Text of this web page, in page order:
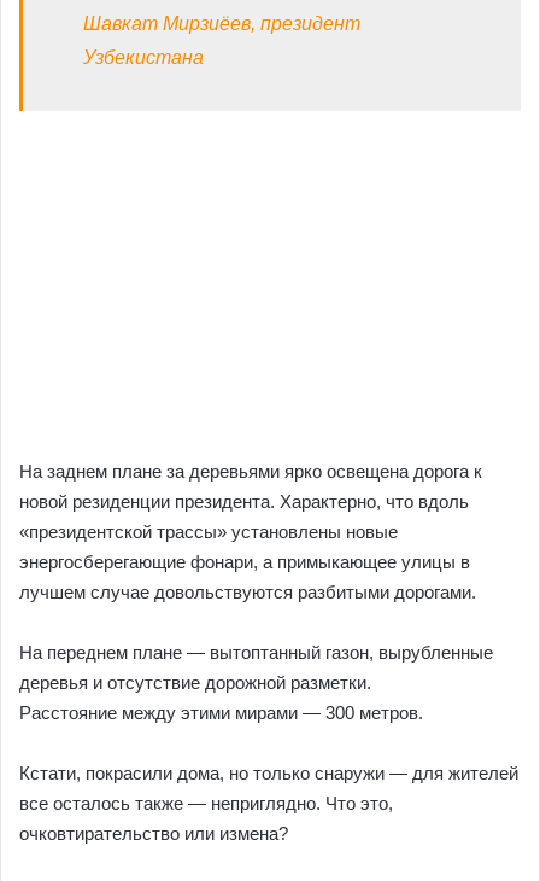
Шавкат Мирзиёев, президент
Узбекистана
На заднем плане за деревьями ярко освещена дорога к
новой резиденции президента. Характерно, что вдоль
«президентской трассы» установлены новые
энергосберегающие фонари, а примыкающее улицы в
лучшем случае довольствуются разбитыми дорогами.
На переднем плане — вытоптанный газон, вырубленные
деревья и отсутствие дорожной разметки.
Расстояние между этими мирами — 300 метров.
Кстати, покрасили дома, но только снаружи — для жителей
все осталось также — неприглядно. Что это,
очковтирательство или измена?